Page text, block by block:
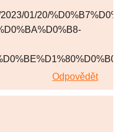
01/20/
Odpovědět